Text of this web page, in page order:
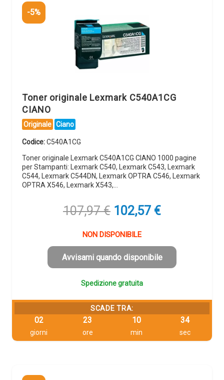
-5%
Toner originale Lexmark C540A1CG
CIANO
Originale Ciano
Codice:C540A1CG
Toner originale Lexmark C540A1CG CIANO 1000 pagine
per Stampanti: Lexmark C540, Lexmark C543, Lexmark
C544, Lexmark C544DN, Lexmark OPTRA C546, Lexmark
OPTRA X546, Lexmark X543,…
107,97€ Il
originale
era:
107,97 €.
102,57 €Il
è:
102,57 €.
NON DISPONIBILE
Avvisami quando disponibile
Spedizione gratuita
SCADE TRA:
02
giorni
23
ore
10
min
33
sec